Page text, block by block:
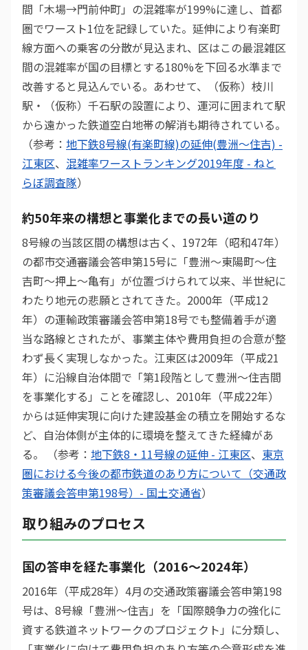
間「木場→門前仲町」の混雑率が199%に達し、首都
圏でワースト1位を記録していた。延伸により有楽町
線方面への乗客の分散が見込まれ、区はこの最混雑区
間の混雑率が国の目標とする180%を下回る水準まで
改善すると見込んでいる。あわせて、（仮称）枝川
駅・（仮称）千石駅の設置により、運河に囲まれて駅
から遠かった鉄道空白地帯の解消も期待されている。
（参考： 地下鉄8号線(有楽町線)の延伸(豊洲～住吉) -
江東区、 混雑率ワーストランキング2019年度 - ねと
らぼ調査隊）
約50年来の構想と事業化までの長い道のり
8号線の当該区間の構想は古く、1972年（昭和47年）
の都市交通審議会答申第15号に「豊洲〜東陽町〜住
吉町〜押上〜亀有」が位置づけられて以来、半世紀に
わたり地元の悲願とされてきた。2000年（平成12
年）の運輸政策審議会答申第18号でも整備着手が適
当な路線とされたが、事業主体や費用負担の合意が整
わず長く実現しなかった。江東区は2009年（平成21
年）に沿線自治体間で「第1段階として豊洲〜住吉間
を事業化する」ことを確認し、2010年（平成22年）
からは延伸実現に向けた建設基金の積立を開始するな
ど、自治体側が主体的に環境を整えてきた経緯があ
る。 （参考： 地下鉄8・11号線の延伸 - 江東区、 東京
圏における今後の都市鉄道のあり方について（交通政
策審議会答申第198号）- 国土交通省）
取り組みのプロセス
国の答申を経た事業化（2016〜2024年）
2016年（平成28年）4月の交通政策審議会答申第198
号は、8号線「豊洲〜住吉」を「国際競争力の強化に
資する鉄道ネットワークのプロジェクト」に分類し、